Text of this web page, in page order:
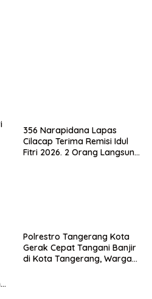
356 Narapidana Lapas
Cilacap Terima Remisi Idul
Fitri 2026. 2 Orang Langsung
Polrestro Tangerang Kota
Gerak Cepat Tangani Banjir
di Kota Tangerang, Warga